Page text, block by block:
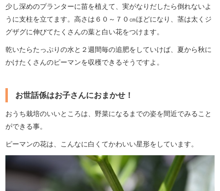
少し深めのプランターに苗を植えて、実がなりだしたら倒れないよ
うに支柱を立てます。高さは６０～７０㎝ほどになり、茎は太くジ
グザグに伸びてたくさんの葉と白い花をつけます。
乾いたらたっぷりの水と２週間毎の追肥をしていけば、夏から秋に
かけたくさんのピーマンを収穫できるそうですよ。
お世話係はお子さんにおまかせ！
おうち栽培のいいところは、野菜になるまでの姿を間近でみること
ができる事。
ピーマンの花は、こんなに白くてかわいい星形をしています。